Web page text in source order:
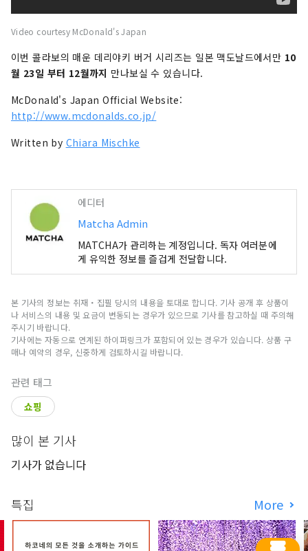
Video courtesy McDonald's Japan
이번 콜라보의 매운 데리야키 버거 시리즈는 일본 맥도날드에서만 10
월 23일 부터 12월까지 만나보실 수 있습니다.
McDonald's Japan Official Website:
http://www.mcdonalds.co.jp/
Written by Chiara Mischke
에디터
Matcha Admin
MATCHA가 관리하는 계정입니다. 독자 여러분에
게 유익한 정보를 즐겁게 전달합니다.
본 기사의 정보는 취재・집필 당시의 내용을 토대로 합니다. 기사 공개 후 상품이
나 서비스의 내용 및 요금이 변동되는 경우가 있으므로 기사를 참고하실 때 주의해
주시기 바랍니다.
기사에는 자동으로 연계된 하이퍼링크가 포함되어 있는 경우가 있습니다. 상품 구
매나 예약의 경우, 신중하게 검토하시길 바랍니다.
관련 태그
쇼핑
많이 본 기사
기사가 없습니다
특집 More